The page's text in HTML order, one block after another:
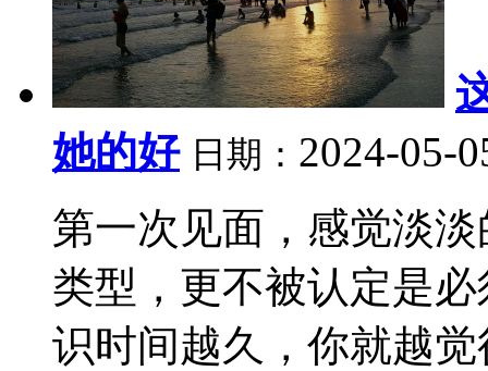
她的好 日期： 2024-05-
第一次见面，感觉淡
类型，更不被认定是
识时间越久，你就越